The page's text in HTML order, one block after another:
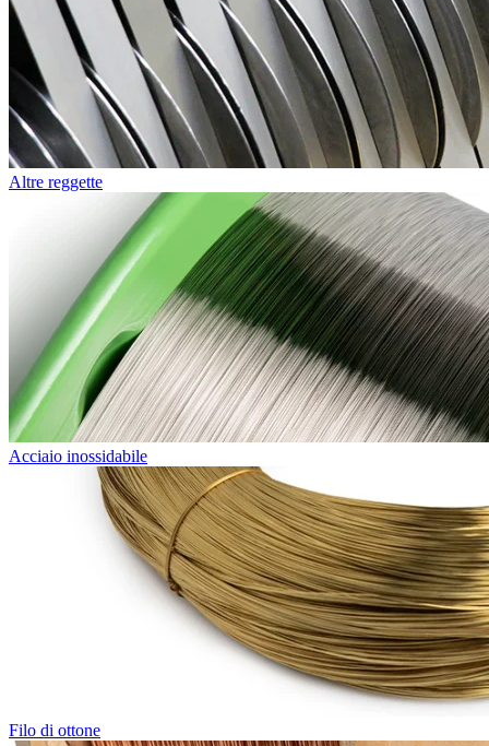
Altre reggette
Acciaio inossidabile
Filo di ottone